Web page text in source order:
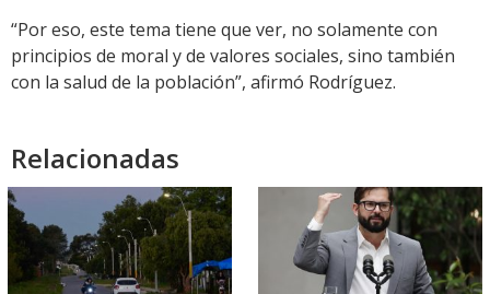
“Por eso, este tema tiene que ver, no solamente con
principios de moral y de valores sociales, sino también
con la salud de la población”, afirmó Rodríguez.
Relacionadas